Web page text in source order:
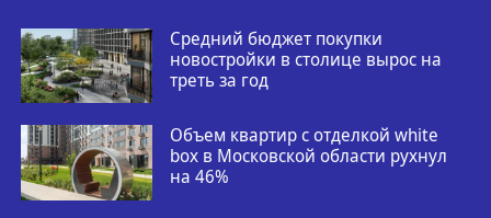
Средний бюджет покупки
новостройки в столице вырос на
треть за год
Объем квартир с отделкой white
box в Московской области рухнул
на 46%